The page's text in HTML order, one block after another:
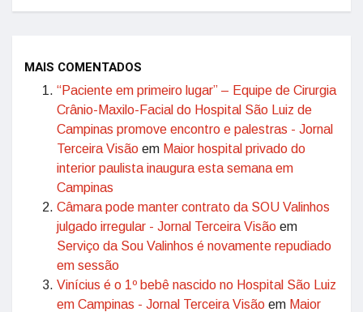
MAIS COMENTADOS
“Paciente em primeiro lugar” – Equipe de Cirurgia
Crânio-Maxilo-Facial do Hospital São Luiz de
Campinas promove encontro e palestras - Jornal
Terceira Visão em Maior hospital privado do
interior paulista inaugura esta semana em
Campinas
Câmara pode manter contrato da SOU Valinhos
julgado irregular - Jornal Terceira Visão em
Serviço da Sou Valinhos é novamente repudiado
em sessão
Vinícius é o 1º bebê nascido no Hospital São Luiz
em Campinas - Jornal Terceira Visão em Maior